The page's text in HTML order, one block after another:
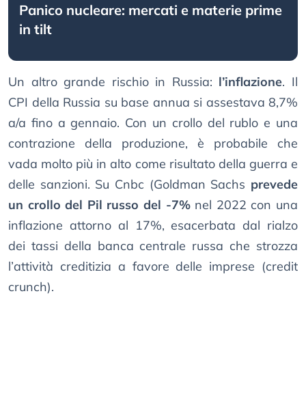
Panico nucleare: mercati e materie prime
in tilt
Un altro grande rischio in Russia: l’inflazione. Il
CPI della Russia su base annua si assestava 8,7%
a/a fino a gennaio. Con un crollo del rublo e una
contrazione della produzione, è probabile che
vada molto più in alto come risultato della guerra e
delle sanzioni. Su Cnbc (Goldman Sachs prevede
un crollo del Pil russo del -7%nel 2022 con una
inflazione attorno al 17%, esacerbata dal rialzo
dei tassi della banca centrale russa che strozza
l’attività creditizia a favore delle imprese (credit
crunch).